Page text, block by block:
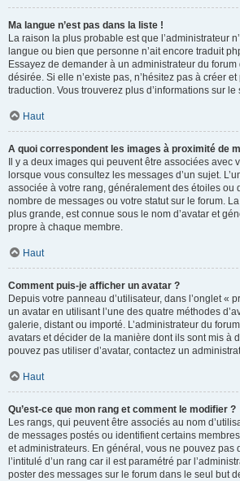
Ma langue n’est pas dans la liste !
La raison la plus probable est que l’administrateur
langue ou bien que personne n’ait encore traduit
Essayez de demander à un administrateur du forum
désirée. Si elle n’existe pas, n’hésitez pas à créer
traduction. Vous trouverez plus d’informations sur le
Haut
A quoi correspondent les images à proximité de
Il y a deux images qui peuvent être associées avec
lorsque vous consultez les messages d’un sujet.
associée à votre rang, généralement des étoiles ou
nombre de messages ou votre statut sur le forum.
plus grande, est connue sous le nom d’avatar et
propre à chaque membre.
Haut
Comment puis-je afficher un avatar ?
Depuis votre panneau d’utilisateur, dans l’onglet «
un avatar en utilisant l’une des quatre méthodes
galerie, distant ou importé. L’administrateur du
avatars et décider de la manière dont ils sont mis à
pouvez pas utiliser d’avatar, contactez un
Haut
Qu’est-ce que mon rang et comment le modifier ?
Les rangs, qui peuvent être associés au nom
de messages postés ou identifient certains
et administrateurs. En général, vous ne pouvez pas
l’intitulé d’un rang car il est paramétré par
poster des messages sur le forum dans le seul but